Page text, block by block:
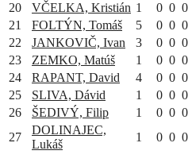
20
VČELKA, Kristián 1 0 0 0
21
FOLTÝN, Tomáš 5 0 0 0
22
JANKOVIČ, Ivan 3 0 0 0
23
ZEMKO, Matúš 1 0 0 0
24
RAPANT, David 4 0 0 0
25
SLIVA, Dávid 1 0 0 0
26
ŠEDIVÝ, Filip 1 0 0 0
27
DOLINAJEC,
Lukáš
1 0 0 0